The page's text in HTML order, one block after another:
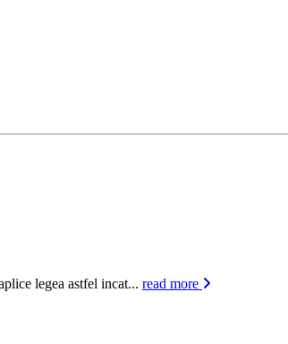
legea astfel incat... read more